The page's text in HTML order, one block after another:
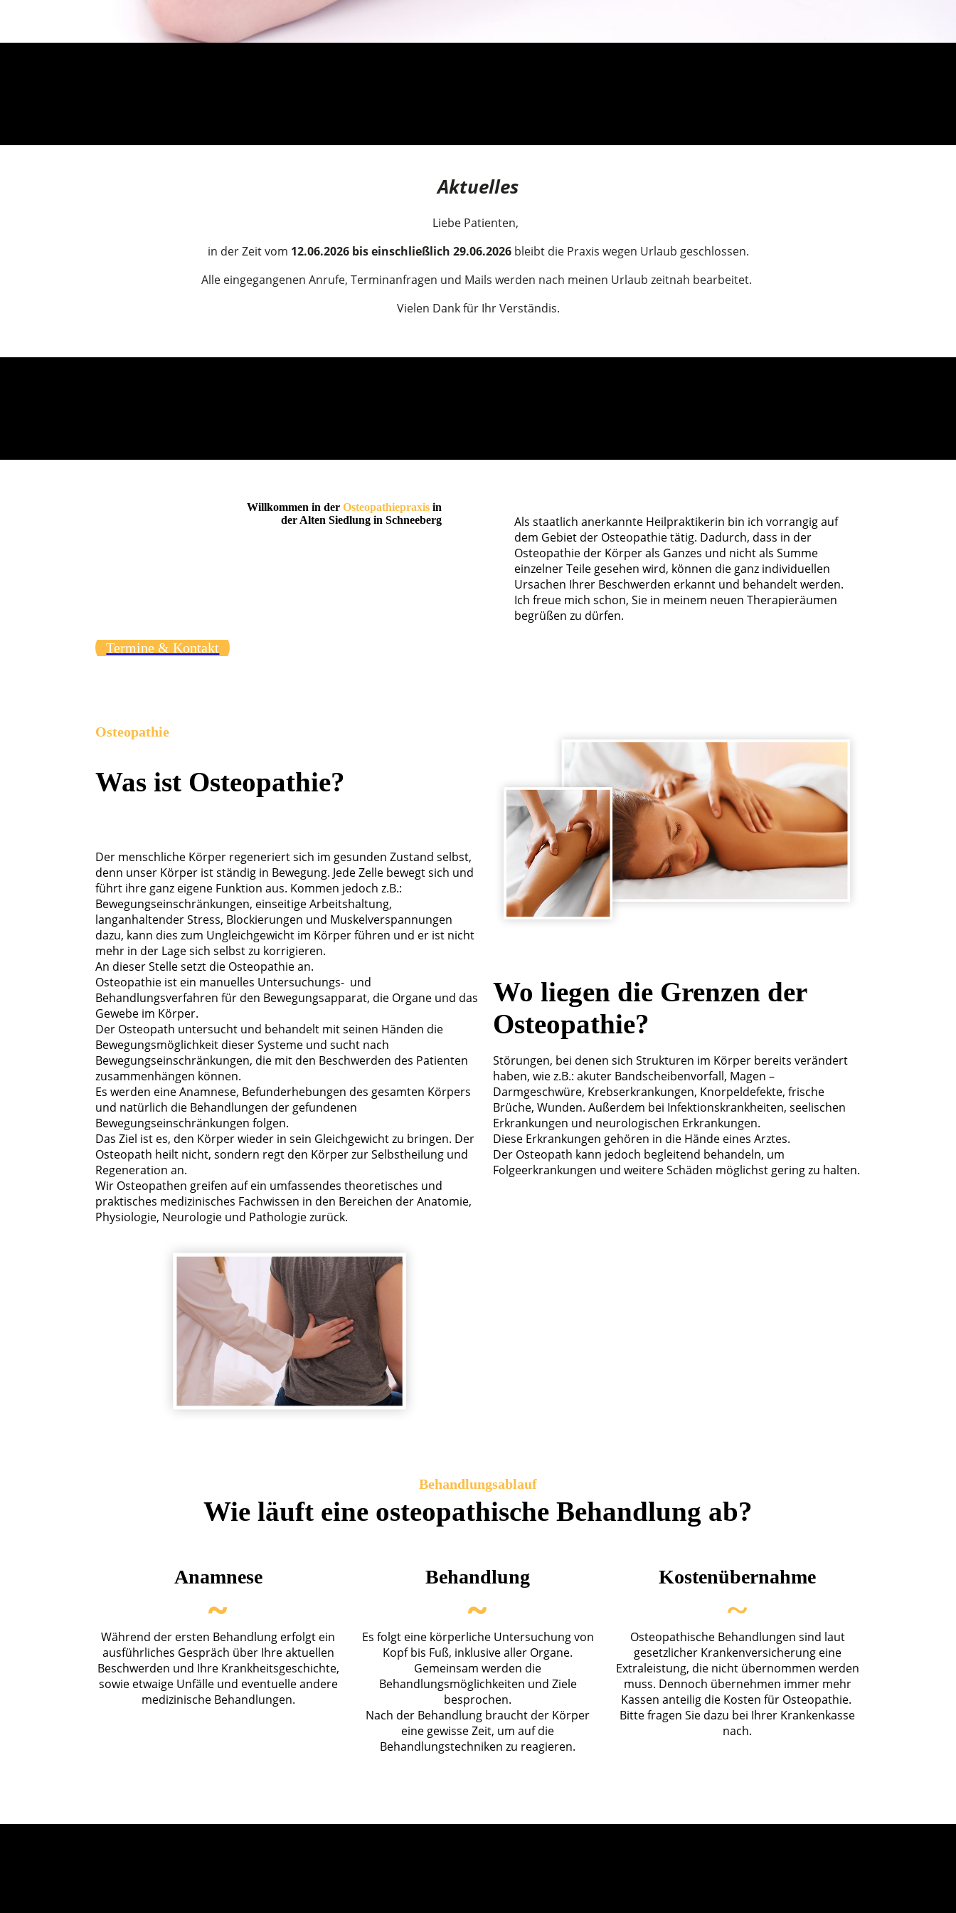
Aktuelles
Liebe Patienten,
in der Zeitvom 12.06.2026 bis einschließlich 29.06.2026bleibt die Praxis wegen Urlaub geschlossen.
Alle eingegangenen Anrufe, Terminanfragen und Mails werden nach meinen Urlaub zeitnah bearbeitet.
Vielen Dank für Ihr Verständis.
Willkommen in derOsteopathiepraxis in
der Alten Siedlung in Schneeberg
Als staatlich anerkannte Heilpraktikerin bin ich vorrangig auf
dem Gebiet der Osteopathie tätig. Dadurch, dass in der
Osteopathie der Körper als Ganzes und nicht als Summe
einzelner Teile gesehen wird, können die ganz individuellen
Ursachen Ihrer Beschwerden erkannt und behandelt werden.
Ich freue mich schon, Sie in meinem neuen Therapieräumen
begrüßen zu dürfen.
Termine & Kontakt
Osteopathie
Was ist Osteopathie?
Der menschliche Körper regeneriert sich im gesunden Zustand selbst,
denn unser Körper ist ständig in Bewegung. Jede Zelle bewegt sich und
führt ihre ganz eigene Funktion aus. Kommen jedoch z.B.:
Bewegungseinschränkungen, einseitige Arbeitshaltung,
langanhaltender Stress, Blockierungen und Muskelverspannungen
dazu, kann dies zum Ungleichgewicht im Körper führen und er ist nicht
mehr in der Lage sich selbst zu korrigieren.
An dieser Stelle setzt die Osteopathie an.
Osteopathie ist ein manuelles Untersuchungs- und
Behandlungsverfahren für den Bewegungsapparat, die Organe und das
Gewebe im Körper.
Der Osteopath untersucht und behandelt mit seinen Händen die
Bewegungsmöglichkeit dieser Systeme und sucht nach
Bewegungseinschränkungen, die mit den Beschwerden des Patienten
zusammenhängen können.
Es werden eine Anamnese, Befunderhebungen des gesamten Körpers
und natürlich die Behandlungen der gefundenen
Bewegungseinschränkungen folgen.
Das Ziel ist es, den Körper wieder in sein Gleichgewicht zu bringen. Der
Osteopath heilt nicht, sondern regt den Körper zur Selbstheilung und
Regeneration an.
Wir Osteopathen greifen auf ein umfassendes theoretisches und
praktisches medizinisches Fachwissen in den Bereichen der Anatomie,
Physiologie, Neurologie und Pathologie zurück.
Wo liegen die Grenzen der
Osteopathie?
Störungen, bei denen sich Strukturen im Körper bereits verändert
haben, wie z.B.: akuter Bandscheibenvorfall, Magen –
Darmgeschwüre, Krebserkrankungen, Knorpeldefekte, frische
Brüche, Wunden. Außerdem bei Infektionskrankheiten, seelischen
Erkrankungen und neurologischen Erkrankungen.
Diese Erkrankungen gehören in die Hände eines Arztes.
Der Osteopath kann jedoch begleitend behandeln, um
Folgeerkrankungen und weitere Schäden möglichst gering zu halten.
Behandlungsablauf
Wie läuft eine osteopathische Behandlung ab?
Anamnese
~
Während der ersten Behandlung erfolgt ein
ausführliches Gespräch über Ihre aktuellen
Beschwerden und Ihre Krankheitsgeschichte,
sowie etwaige Unfälle und eventuelle andere
medizinische Behandlungen.
Behandlung
~
Es folgt eine körperliche Untersuchung von
Kopf bis Fuß, inklusive aller Organe.
Gemeinsam werden die
Behandlungsmöglichkeiten und Ziele
besprochen.
Nach der Behandlung braucht der Körper
eine gewisse Zeit, um auf die
Behandlungstechniken zu reagieren.
Kostenübernahme
~
Osteopathische Behandlungen sind laut
gesetzlicher Krankenversicherung eine
Extraleistung, die nicht übernommen werden
muss. Dennoch übernehmen immer mehr
Kassen anteilig die Kosten für Osteopathie.
Bitte fragen Sie dazu bei Ihrer Krankenkasse
nach.